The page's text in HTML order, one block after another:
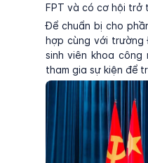
FPT và có cơ hội trở
Để chuẩn bị cho
hợp cùng với
sinh viên khoa công
tham gia sự kiện để